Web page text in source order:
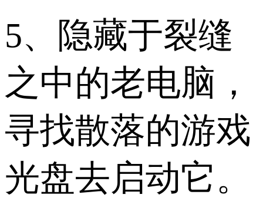
5、隐藏于裂缝
之中的老电脑，
寻找散落的游戏
光盘去启动它。